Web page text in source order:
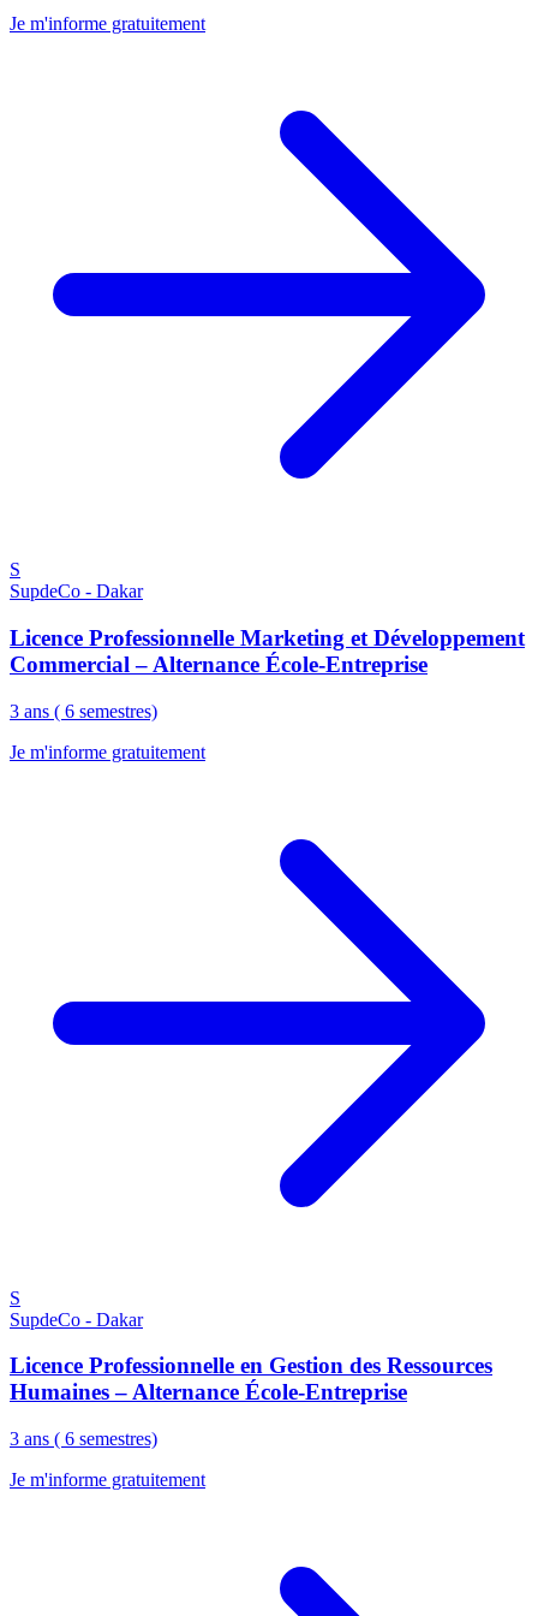
Je m'informe gratuitement
S
SupdeCo - Dakar
Licence Professionnelle Marketing et Développement
Commercial – Alternance École-Entreprise
3 ans ( 6 semestres)
Je m'informe gratuitement
S
SupdeCo - Dakar
Licence Professionnelle en Gestion des Ressources
Humaines – Alternance École-Entreprise
3 ans ( 6 semestres)
Je m'informe gratuitement